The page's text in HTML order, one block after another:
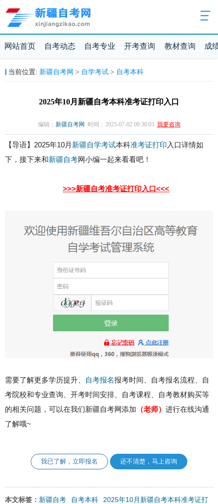
网站首页 自考动态 自考专业 开考查询 教材查询 成
当前位置: 新疆自考网 > 自学考试> 自考本科
2025年10月新疆自考本科准考证打印入口
编辑： 新疆自考网 时间：2025-07-02 09:30:03 我要咨询
【导语】2025年10月 新疆自学考试本科准考证打印 入口详情如
下，接下来和新疆自考网小编一起来看看吧！
>>>新疆自考准考证打印入口<<<
需要了解更多学历提升、 自考报名报考时间、自考报名流程、自
考院校和专业查询、开考时间安排、自考课程、自考教材购买等
的相关问题，可以在我们新疆自考网添加 （老师） 进行在线沟通
了解哦~
我已了解，立即报名 还不清楚，马上咨询
本文标签： 新疆自考 自考本科
2025年10月新疆自考本科准考证打